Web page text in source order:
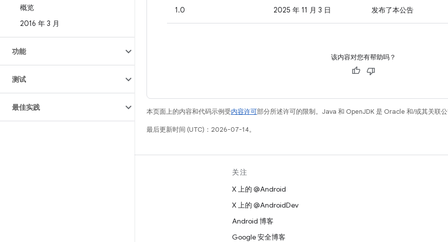
概览
2016 年 3 月
功能
测试
最佳实践
1.0 2025 年 11 月 3 日 发布了本公告
该内容对您有帮助吗？
本页面上的内容和代码示例受内容许可部分所述许可的限制。Java 和 OpenJDK 是 Oracle 和/或其关联
最后更新时间 (UTC)：2026-07-14。
关注
X 上的 @Android
X 上的 @AndroidDev
Android 博客
Google 安全博客